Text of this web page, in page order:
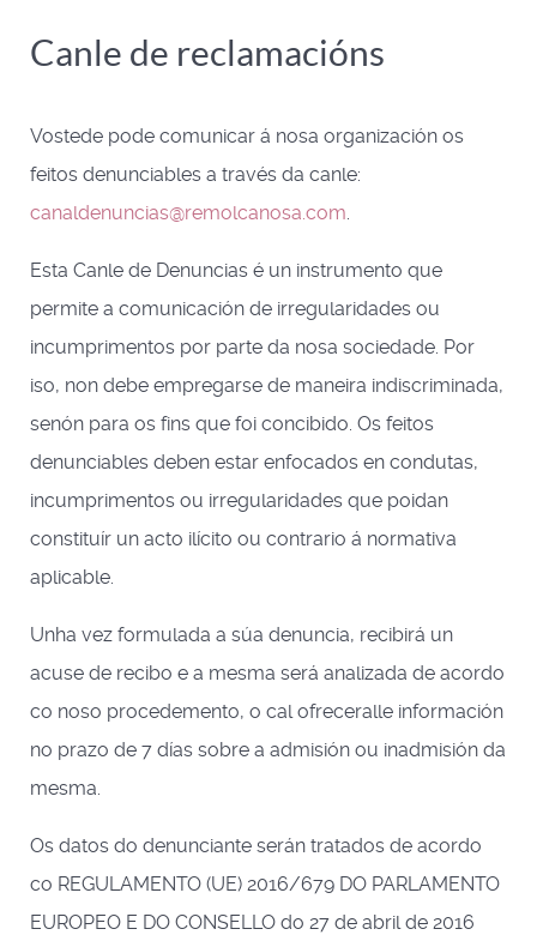
Canle de reclamacións
Vostede pode comunicar á nosa organización os
feitos denunciables a través da canle:
canaldenuncias@remolcanosa.com.
Esta Canle de Denuncias é un instrumento que
permite a comunicación de irregularidades ou
incumprimentos por parte da nosa sociedade. Por
iso, non debe empregarse de maneira indiscriminada,
senón para os fins que foi concibido. Os feitos
denunciables deben estar enfocados en condutas,
incumprimentos ou irregularidades que poidan
constituír un acto ilícito ou contrario á normativa
aplicable.
Unha vez formulada a súa denuncia, recibirá un
acuse de recibo e a mesma será analizada de acordo
co noso procedemento, o cal ofreceralle información
no prazo de 7 días sobre a admisión ou inadmisión da
mesma.
Os datos do denunciante serán tratados de acordo
co REGULAMENTO (UE) 2016/679 DO PARLAMENTO
EUROPEO E DO CONSELLO do 27 de abril de 2016